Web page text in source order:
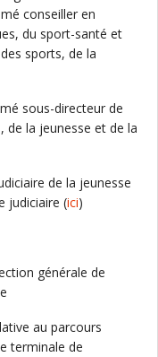
conseiller en
du sport-santé et
sports, de la
sous-directeur de
de la jeunesse et de la
de la jeunesse
judiciaire (ici)
générale de
au parcours
terminale de